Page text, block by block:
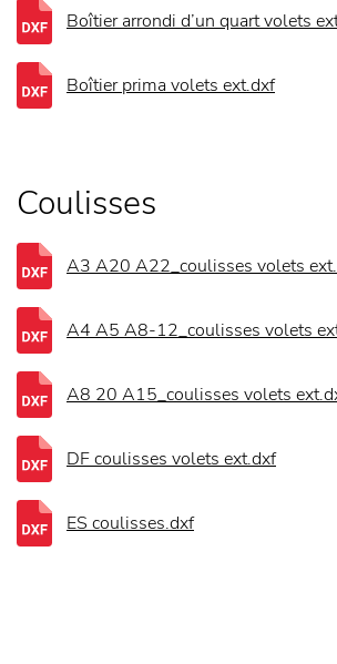
Boîtier arrondi d’un quart volets
Boîtier prima volets ext.dxf
Coulisses
A3 A20 A22_coulisses volets
A4 A5 A8-12_coulisses volets
A8 20 A15_coulisses volets
DF coulisses volets ext.dxf
ES coulisses.dxf